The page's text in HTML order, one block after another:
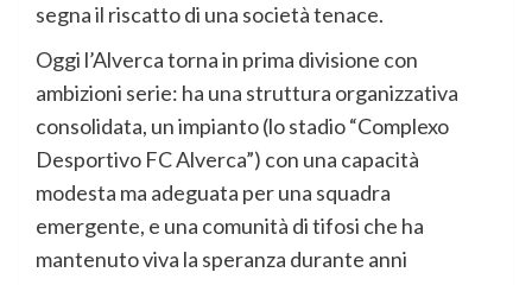
segna il riscatto di una società tenace.
Oggi l’Alverca torna in prima divisione con
ambizioni serie: ha una struttura organizzativa
consolidata, un impianto (lo stadio “Complexo
Desportivo FC Alverca”) con una capacità
modesta ma adeguata per una squadra
emergente, e una comunità di tifosi che ha
mantenuto viva la speranza durante anni